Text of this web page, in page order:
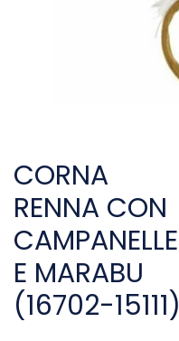
CORNA
RENNA CON
CAMPANELLE
E MARABU
(16702-15111)